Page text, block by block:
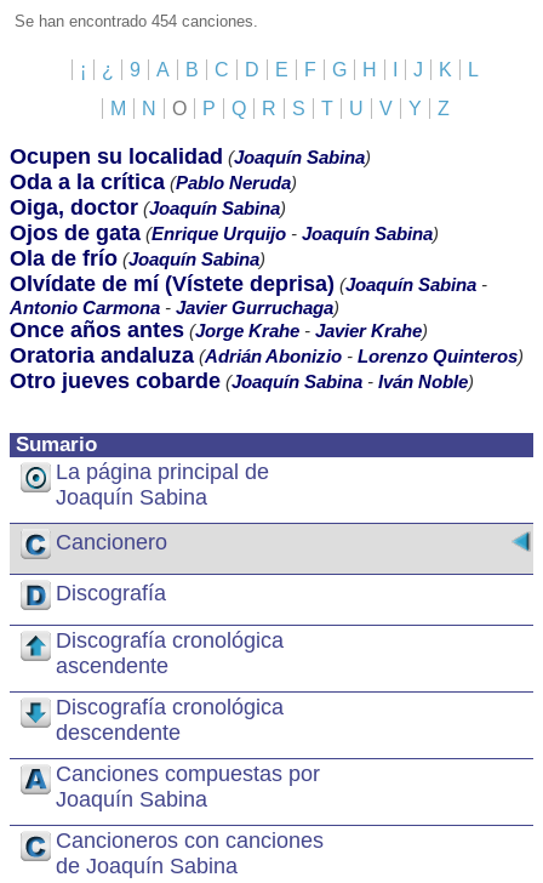
Se han encontrado 454 canciones.
¡ ¿ 9 A B C D E F G H J K
L
M
N O P Q R S T U V Y Z
Sumario
La página principal de
Joaquín Sabina
Cancionero
Discografía
Discografía cronológica
ascendente
Discografía cronológica
descendente
Canciones compuestas por
Joaquín Sabina
Cancioneros con canciones
de Joaquín Sabina
Ocupen su localidad (Joaquín Sabina)
Oda a la crítica (Pablo Neruda)
Oiga, doctor (Joaquín Sabina)
Ojos de gata (Enrique Urquijo - Joaquín Sabina)
Ola de frío (Joaquín Sabina)
Olvídate de mí (Vístete deprisa) (Joaquín Sabina -
Antonio Carmona - Javier Gurruchaga)
Once años antes (Jorge Krahe - Javier Krahe)
Oratoria andaluza (Adrián Abonizio - Lorenzo Quinteros)
Otro jueves cobarde (Joaquín Sabina - Iván Noble)